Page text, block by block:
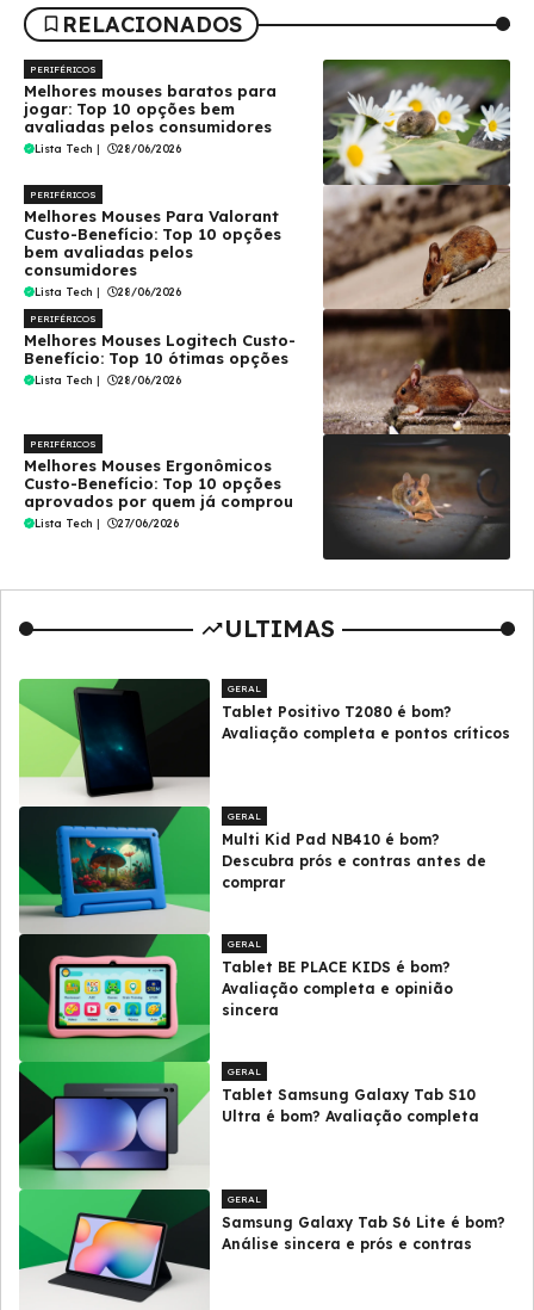
RELACIONADOS
PERIFÉRICOS
Melhores mouses baratos para
jogar: Top 10 opções bem
avaliadas pelos consumidores
Lista Tech | 28/06/2026
PERIFÉRICOS
Melhores Mouses Para Valorant
Custo-Benefício: Top 10 opções
bem avaliadas pelos
consumidores
Lista Tech | 28/06/2026
PERIFÉRICOS
Melhores Mouses Logitech Custo-
Benefício: Top 10 ótimas opções
Lista Tech | 28/06/2026
PERIFÉRICOS
Melhores Mouses Ergonômicos
Custo-Benefício: Top 10 opções
aprovados por quem já comprou
Lista Tech | 27/06/2026
ULTIMAS
GERAL
Tablet Positivo T2080 é bom?
Avaliação completa e pontos críticos
GERAL
Multi Kid Pad NB410 é bom?
Descubra prós e contras antes de
comprar
GERAL
Tablet BE PLACE KIDS é bom?
Avaliação completa e opinião
sincera
GERAL
Tablet Samsung Galaxy Tab S10
Ultra é bom? Avaliação completa
GERAL
Samsung Galaxy Tab S6 Lite é bom?
Análise sincera e prós e contras